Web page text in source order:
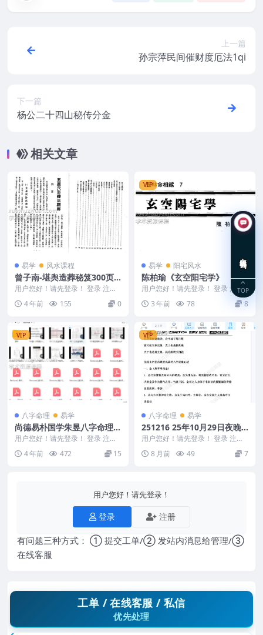
上一篇
孙宗萍民间催财度厄法1qi
下一篇
杨公二十四山秘传分金
相关文章
易学 风水课程
曾子南-堪舆造葬秘笈300页
百度盘阿里云盘
用户您好！请先登录！ 登录 注册
曾子南-堪舆造葬秘笈曾子南-堪舆
造葬秘笈.pd...
4 年前 155 0
VIP
易学 阳宅风水
陈柏瑜《玄空阳宅学》
用户您好！请先登录！ 登录 注册
陈柏瑜《玄空阳宅学》 Y2308-34
8-1 ...3 年前 78 8
VIP
八字命理 易学
尚德易朴国学朱昱八字命理课
程视频12节（2022.03）+课
件
用户您好！请先登录！ 登录 注册
尚德易朴国学朱昱八字命理课程视
频12节（202...
4 年前 472 15
VIP
八字命理 易学
251216 25年10月29日夜晚
真传直播光明师分享重阳节的
禁忌，以及富贵贫贱、生死寿
夭、三六九等PDF文档11页 Y
用户您好！请先登录！ 登录 注册
25年10月29日夜晚真传直播光明
师分享重阳节...
8 月前 49 7
用户您好！请先登录！
登录 注册
有问题三种方式： ① 提交工单/② 发站内消息给管理/③
在线客服
工单 / 在线客服 / 私信
优先处理
TOP